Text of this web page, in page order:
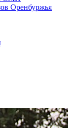
Оренбуржья